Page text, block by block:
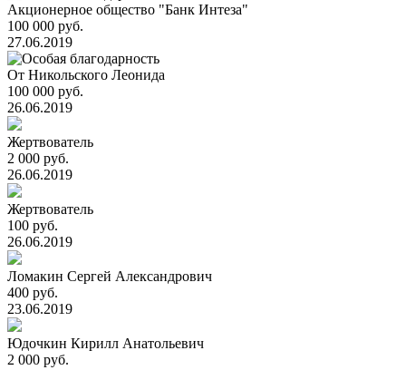
Акционерное общество "Банк Интеза"
100 000 руб.
27.06.2019
От Никольского Леонида
100 000 руб.
26.06.2019
Жертвователь
2 000 руб.
26.06.2019
Жертвователь
100 руб.
26.06.2019
Ломакин Сергей Александрович
400 руб.
23.06.2019
Юдочкин Кирилл Анатольевич
2 000 руб.